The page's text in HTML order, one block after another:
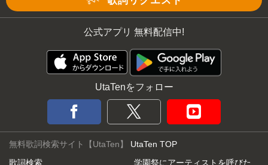
公式アプリ 無料配信中!
UtaTenをフォロー
無料歌詞検索サイト【UtaTen】 UtaTen TOP
歌詞検索
学園祭にアーティストを呼びた